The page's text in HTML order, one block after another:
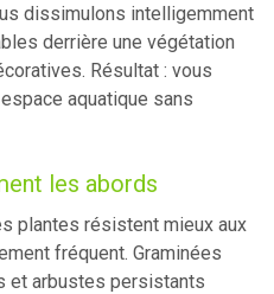
dissimulons intelligemment
derrière une végétation
Résultat : vous
aquatique sans
les abords
plantes résistent mieux aux
fréquent. Graminées
et arbustes persistants